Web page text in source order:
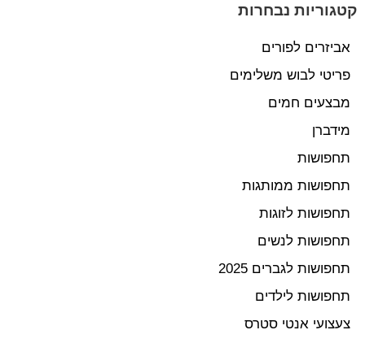
קטגוריות נבחרות
אביזרים לפורים
פריטי לבוש משלימים
מבצעים חמים
מידברן
תחפושות
תחפושות ממותגות
תחפושות לזוגות
תחפושות לנשים
תחפושות לגברים 2025
תחפושות לילדים
צעצועי אנטי סטרס